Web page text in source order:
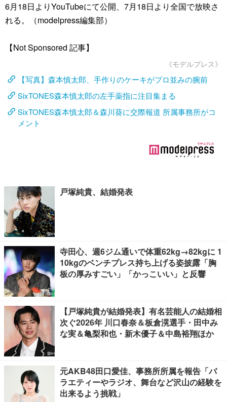
6⽉18⽇よりYouTubeにて公開、7月18日より全国で放映さ
れる。（modelpress編集部）
【Not Sponsored 記事】
《モデルプレス》
【写真】森本慎太郎、手作りのケーキがプロ並みの腕前
SixTONES森本慎太郎の左手薬指に注目集まる
SixTONES森本慎太郎＆森川葵に交際報道 所属事務所がコ
メント
戸塚純貴、結婚発表
寺田心、週6ジム通いで体重62kg→82kgに 1
10kgのベンチプレス持ち上げる姿披露「胸
板の厚みすごい」「かっこいい」と反響
【戸塚純貴が結婚発表】有名芸能人の結婚相
次ぐ2026年 川口春奈＆板倉滉選手・田中み
な実＆亀梨和也・新木優子＆中島裕翔ほか
元AKB48田口愛佳、事務所所属を報告「バ
ラエティーやラジオ、舞台など沢山の経験を
出来るよう挑戦」